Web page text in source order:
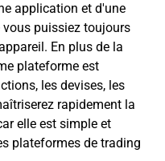
application et d'une
puissiez toujours
En plus de la
plateforme est
les devises, les
rapidement la
elle est simple et
plateformes de trading